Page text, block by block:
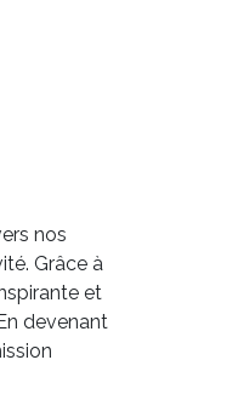
nos
Grâce à
et
devenant